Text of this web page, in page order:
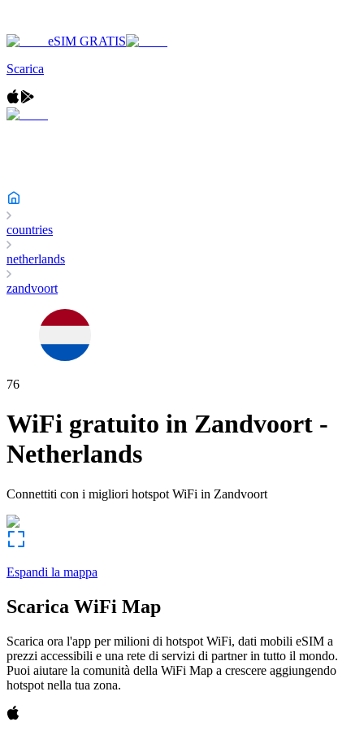
eSIM GRATIS
Scarica
countries
netherlands
zandvoort
76
WiFi gratuito in Zandvoort -
Netherlands
Connettiti con i migliori hotspot WiFi in Zandvoort
Espandi la mappa
Scarica WiFi Map
Scarica ora l'app per milioni di hotspot WiFi, dati mobili eSIM a
prezzi accessibili e una rete di servizi di partner in tutto il mondo.
Puoi aiutare la comunità della WiFi Map a crescere aggiungendo
hotspot nella tua zona.